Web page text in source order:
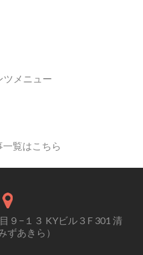
ツメニュー
覧はこちら
９−１３ KYビル３F 301 清
ずあきら）